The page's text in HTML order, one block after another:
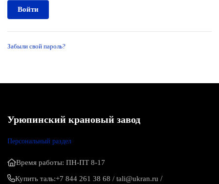
Забыли свой пароль?
Урюпинский крановый завод
Персональный раздел
Время работы: ПН-ПТ 8-17
Купить таль:+7 844 261 38 68 / tali@ukran.ru /